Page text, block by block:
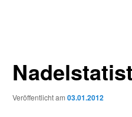
Veröffentlicht am 03.01.2012